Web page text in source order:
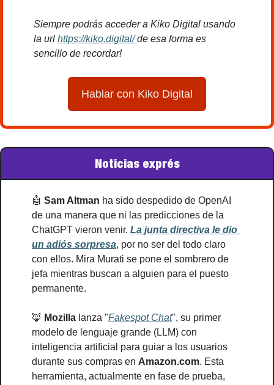
Siempre podrás acceder a Kiko Digital usando
la url https://kiko.digital/ de esa forma es
sencillo de recordar!
Hablar con Kiko Digital
Noticias exprés
🤖 Sam Altman ha sido despedido de OpenAI
de una manera que ni las predicciones de la
ChatGPT vieron venir. La junta directiva le dio
un adiós sorpresa, por no ser del todo claro
con ellos. Mira Murati se pone el sombrero de
jefa mientras buscan a alguien para el puesto
permanente.
🦊 Mozilla lanza "Fakespot Chat", su primer
modelo de lenguaje grande (LLM) con
inteligencia artificial para guiar a los usuarios
durante sus compras en Amazon.com. Esta
herramienta, actualmente en fase de prueba,